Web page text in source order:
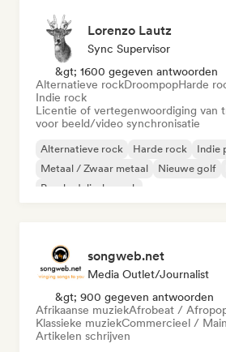
Lorenzo Lautz
Sync Supervisor
&gt; 1600 gegeven antwoorden
Alternatieve rockDroompopHarde
Indie rock
Licentie of vertegenwoordiging van
voor beeld/video synchronisatie
Alternatieve rock Harde rock Indie
Metaal / Zwaar metaal
Nieuwe golf
Psychedelische rock
songweb.net
Media Outlet/Journalist
&gt; 900 gegeven antwoorden
Afrikaanse muziekAfrobeat /
Klassieke muziekCommercieel /
Artikelen schrijven